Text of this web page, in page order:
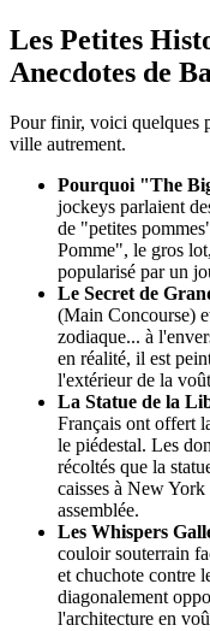
Les Petites
Anecdotes de
Pour finir, voici quelques
ville autrement.
Pourquoi "The
jockeys parlaient
de "petites
Pomme", le gros
popularisé par un
Le Secret de
(Main Concourse)
zodiaque... à
en réalité, il est
l'extérieur de la
La Statue de la
Français ont offert
le piédestal. Les
récoltés que la
caisses à New
assemblée.
Les Whispers
couloir souterrain
et chuchote contre
diagonalement
l'architecture en